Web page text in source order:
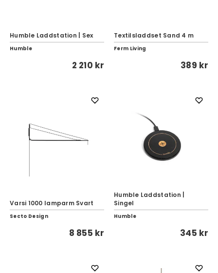
Humble Laddstation | Sex
Humble
2 210 kr
Textilsladdset Sand 4 m
Ferm Living
389 kr
Varsi 1000 lamparm Svart
Secto Design
8 855 kr
Humble Laddstation |
Singel
Humble
345 kr